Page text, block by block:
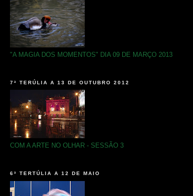
"A MAGIA DOS MOMENTOS" DIA 09 DE MARÇO 2013
7ª TERÚLIA A 13 DE OUTUBRO 2012
COM A ARTE NO OLHAR - SESSÃO 3
6ª TERTÚLIA A 12 DE MAIO